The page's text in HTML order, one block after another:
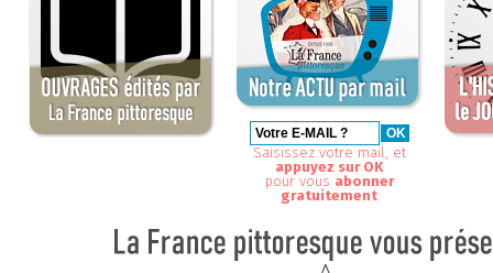
Saisissez votre mail, et
appuyez sur OK
pour vous abonner
gratuitement